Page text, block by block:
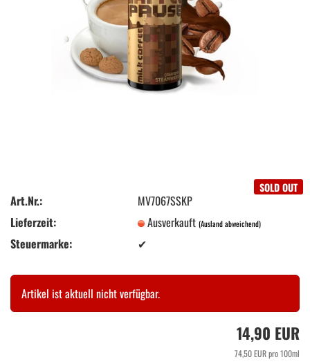
SOLD OUT
Art.Nr.:
MV7067SSKP
Lieferzeit:
Ausverkauft(Ausland abweichend)
Steuermarke: ✔
Artikel ist aktuell nicht verfügbar.
14,90 EUR
74,50 EUR pro 100ml